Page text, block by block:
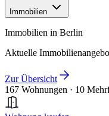
Immobilien
Immobilien in Berlin
Aktuelle
Zur Übersicht
167 Wohnungen · 10